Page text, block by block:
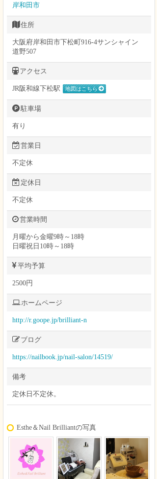
岸和田市
住所
大阪府岸和田市下松町916-4サンシャイン
道野507
アクセス
JR阪和線下松駅 地図はこちら
駐車場
有り
営業日
不定休
定休日
不定休
営業時間
月曜から金曜9時～18時
日曜祝日10時～18時
平均予算
2500円
ホームページ
http://r.goope.jp/brilliant-n
ブログ
https://nailbook.jp/nail-salon/14519/
備考
定休日不定休。
Esthe＆Nail Brilliantの写真